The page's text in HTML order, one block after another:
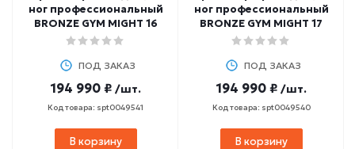
ног профессиональный
BRONZE GYM MIGHT 16
ПОД ЗАКАЗ
194 990 ₽ /шт.
Код товара: spt0049541
В корзину
ног профессиональный
BRONZE GYM MIGHT 17
ПОД ЗАКАЗ
194 990 ₽ /шт.
Код товара: spt0049540
В корзину